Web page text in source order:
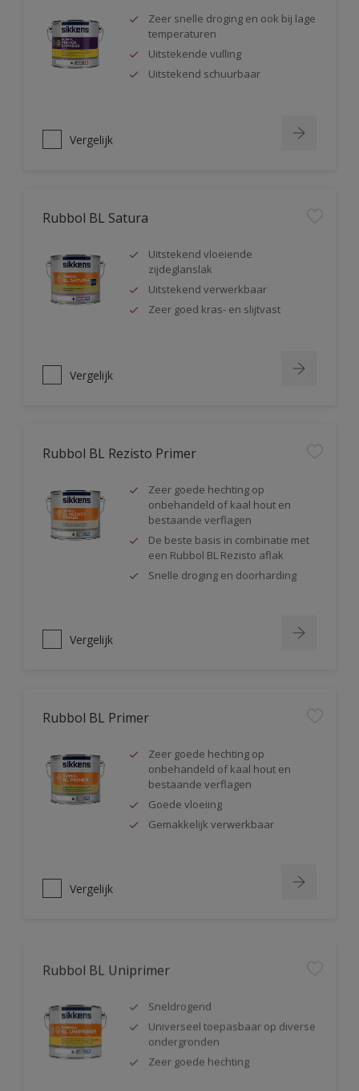
Zeer snelle droging en ook bij lage
temperaturen
Uitstekende vulling
Uitstekend schuurbaar
Vergelijk
Rubbol BL Satura
Uitstekend vloeiende
zijdeglanslak
Uitstekend verwerkbaar
Zeer goed kras- en slijtvast
Vergelijk
Rubbol BL Rezisto Primer
Zeer goede hechting op
onbehandeld of kaal hout en
bestaande verflagen
De beste basis in combinatie met
een Rubbol BL Rezisto aflak
Snelle droging en doorharding
Vergelijk
Rubbol BL Primer
Zeer goede hechting op
onbehandeld of kaal hout en
bestaande verflagen
Goede vloeiing
Gemakkelijk verwerkbaar
Vergelijk
Rubbol BL Uniprimer
Sneldrogend
Universeel toepasbaar op diverse
ondergronden
Zeer goede hechting